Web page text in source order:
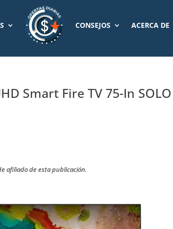
CONSEJOS ACERCA DE
Smart Fire TV 75-In SOLO
afiliado de esta publicación.